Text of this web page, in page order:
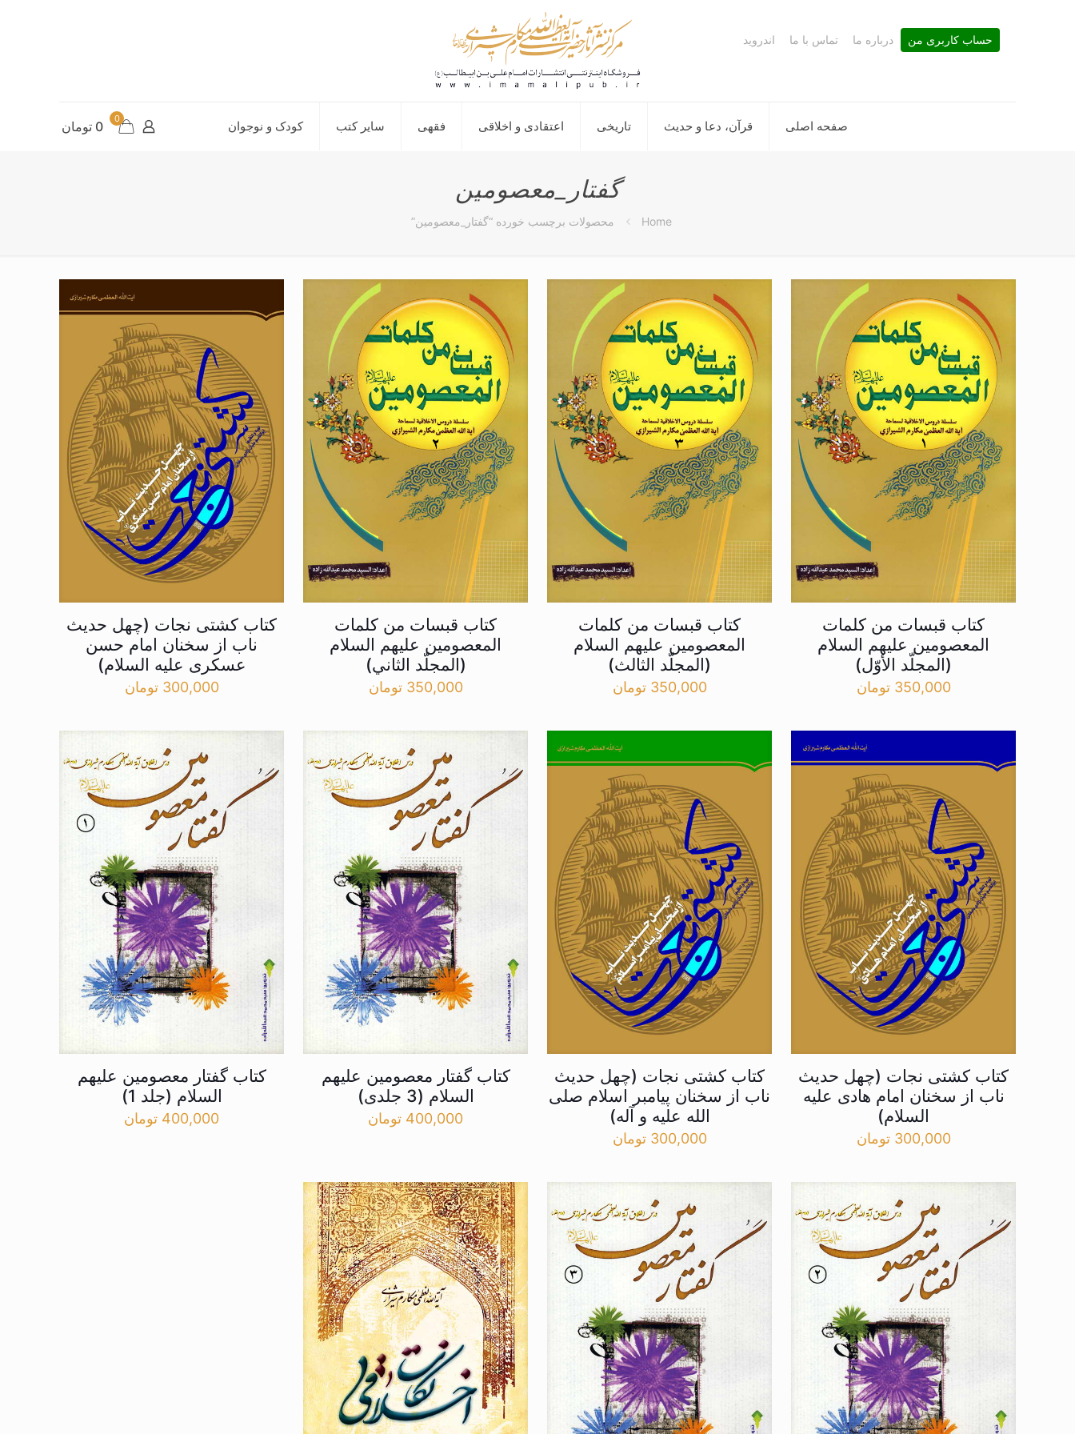
صفحه اصلی قرآن، دعا و حدیث تاریخی اعتقادی و اخلاقی فقهی سایر کتب کودک و نوجوان
حساب کاربری من درباره ما تماس با ما اندروید
0 0 تومان
گفتار_معصومین
Home محصولات برچسب خورده “گفتار_معصومین”
کتاب قبسات من کلمات
المعصومین علیهم السلام
(المجلّد الأوّل)
350,000 تومان
کتاب قبسات من کلمات
المعصومین علیهم السلام
(المجلّد الثالث)
350,000 تومان
کتاب قبسات من کلمات
المعصومین علیهم السلام
(المجلّد الثاني)
350,000 تومان
کتاب کشتی نجات (چهل حدیث
ناب از سخنان امام حسن
عسکری علیه السلام)
300,000 تومان
کتاب کشتی نجات (چهل حدیث
ناب از سخنان امام هادی علیه
السلام)
300,000 تومان
کتاب کشتی نجات (چهل حدیث
ناب از سخنان پیامبر اسلام صلی
الله علیه و آله)
300,000 تومان
کتاب گفتار معصومین علیهم
السلام (3 جلدی)
400,000 تومان
کتاب گفتار معصومین علیهم
السلام (جلد 1)
400,000 تومان